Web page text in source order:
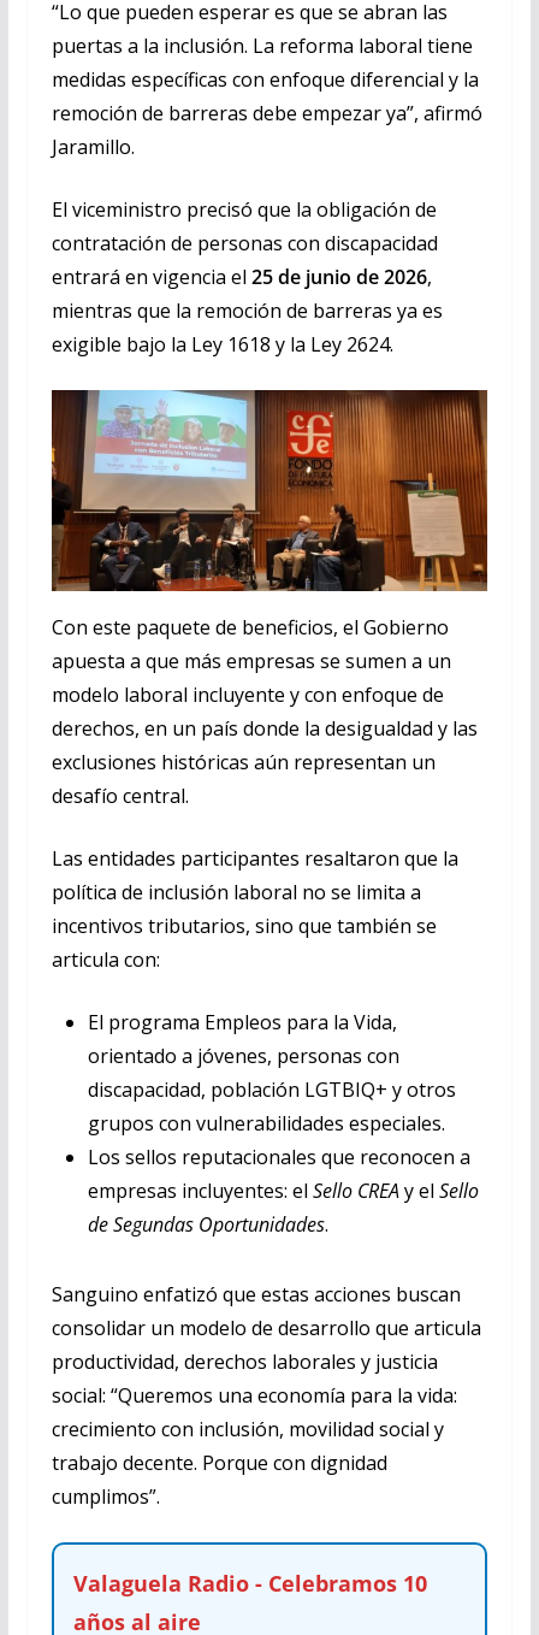
“Lo que pueden esperar es que se abran las
puertas a la inclusión. La reforma laboral tiene
medidas específicas con enfoque diferencial y la
remoción de barreras debe empezar ya”, afirmó
Jaramillo.
El viceministro precisó que la obligación de
contratación de personas con discapacidad
entrará en vigencia el 25 de junio de 2026,
mientras que la remoción de barreras ya es
exigible bajo la Ley 1618 y la Ley 2624.
Con este paquete de beneficios, el Gobierno
apuesta a que más empresas se sumen a un
modelo laboral incluyente y con enfoque de
derechos, en un país donde la desigualdad y las
exclusiones históricas aún representan un
desafío central.
Las entidades participantes resaltaron que la
política de inclusión laboral no se limita a
incentivos tributarios, sino que también se
articula con:
El programa Empleos para la Vida,
orientado a jóvenes, personas con
discapacidad, población LGTBIQ+ y otros
grupos con vulnerabilidades especiales.
Los sellos reputacionales que reconocen a
empresas incluyentes: el Sello CREAy el Sello
de Segundas Oportunidades.
Sanguino enfatizó que estas acciones buscan
consolidar un modelo de desarrollo que articula
productividad, derechos laborales y justicia
social: “Queremos una economía para la vida:
crecimiento con inclusión, movilidad social y
trabajo decente. Porque con dignidad
cumplimos”.
Valaguela Radio - Celebramos 10
años al aire